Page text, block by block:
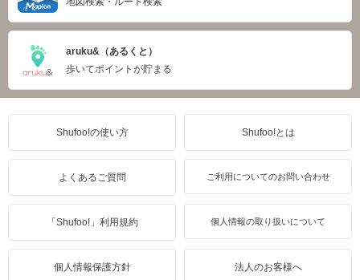
aruku&（あるくと）
歩いてポイントが貯まる
Shufoo!の使い方 Shufoo!とは
よくあるご質問 ご利用についてのお問い合わせ
「Shufoo!」利用規約 個人情報の取り扱いについて
個人情報保護方針 法人のお客様へ